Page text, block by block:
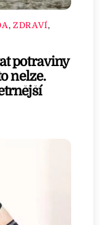
, ZDRAVÍ,
potraviny
nelze.